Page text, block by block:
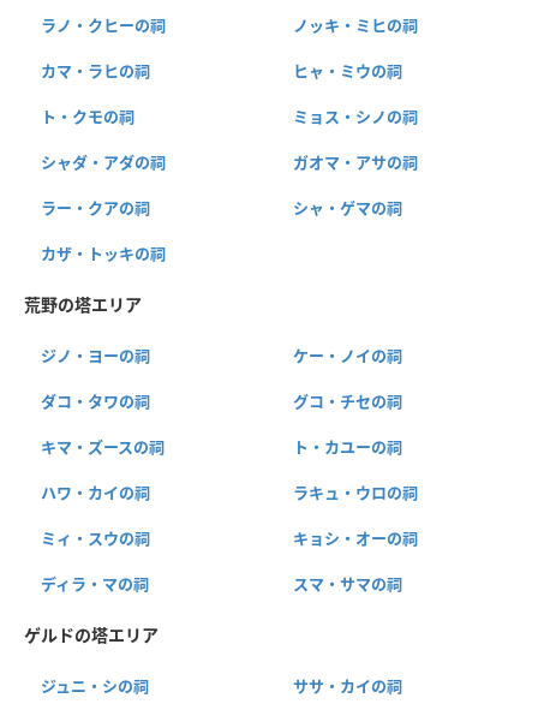
ラノ・クヒーの祠 ノッキ・ミヒの祠
カマ・ラヒの祠 ヒャ・ミウの祠
ト・クモの祠 ミョス・シノの祠
シャダ・アダの祠 ガオマ・アサの祠
ラー・クアの祠 シャ・ゲマの祠
カザ・トッキの祠
荒野の塔エリア
ジノ・ヨーの祠 ケー・ノイの祠
ダコ・タワの祠 グコ・チセの祠
キマ・ズースの祠 ト・カユーの祠
ハワ・カイの祠 ラキュ・ウロの祠
ミィ・スウの祠 キョシ・オーの祠
ディラ・マの祠 スマ・サマの祠
ゲルドの塔エリア
ジュニ・シの祠 ササ・カイの祠